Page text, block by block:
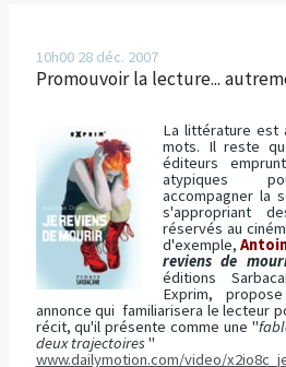
10h00 28 déc. 2007
Promouvoir la lecture...
La littérature est
mots. Il reste
éditeurs
atypiques
accompagner la
s'appropriant
réservés au
d'exemple,
reviens de
éditions
Exprim,
annonce qui familiarisera le lecteur
récit, qu'il présente comme une "
deux trajectoires"
www.dailymotion.com/video/